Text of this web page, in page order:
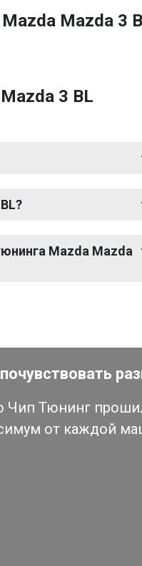
Mazda 3
3 BL
Mazda Mazda
Тюнинг
от каждой